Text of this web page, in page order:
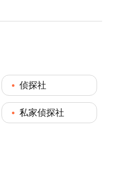
侦探社
私家侦探社